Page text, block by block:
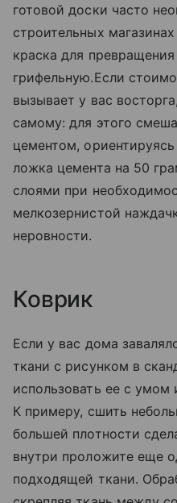
готовой доски часто
строительных
краска для
грифельную.Если
вызывает у вас
самому: для этого
цементом,
ложка цемента на 50
слоями при
мелкозернистой
неровности.
Коврик
Если у вас дома
ткани с рисунком в
использовать ее с умом
К примеру, сшить
большей плотности
внутри проложите еще
подходящей ткани.